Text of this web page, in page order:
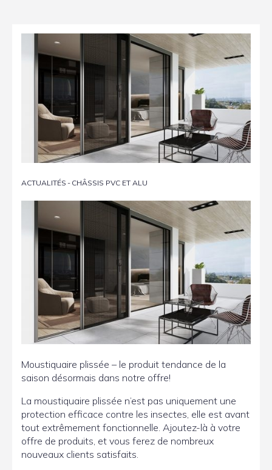
ACTUALITÉS - CHÂSSIS PVC ET ALU
Moustiquaire plissée – le produit tendance de la
saison désormais dans notre offre!
La moustiquaire plissée n’est pas uniquement une
protection efficace contre les insectes, elle est avant
tout extrêmement fonctionnelle. Ajoutez-là à votre
offre de produits, et vous ferez de nombreux
nouveaux clients satisfaits.